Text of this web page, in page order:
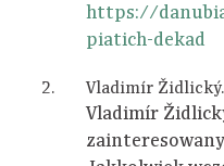
https://
piatich-dekad
Vladimír
Vladimír